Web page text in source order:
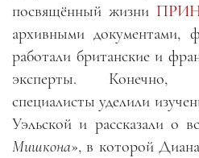
посвящённый жизни
архивными документами,
работали британские и
эксперты. Конечно,
специалисты уделили
Уэльской и рассказали о
Мишкона», в которой Диана